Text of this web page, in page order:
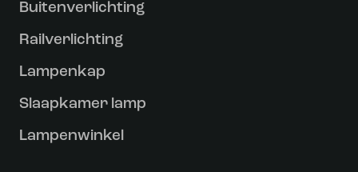
Buitenverlichting
Railverlichting
Lampenkap
Slaapkamer lamp
Lampenwinkel